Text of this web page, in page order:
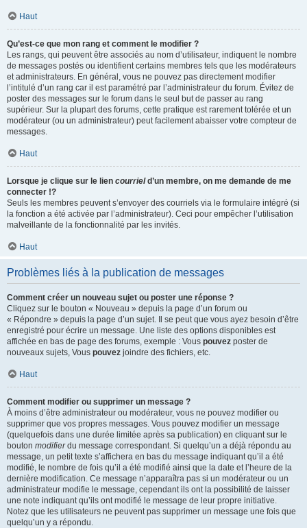
Haut
Qu’est-ce que mon rang et comment le modifier ?
Les rangs, qui peuvent être associés au nom d’utilisateur, indiquent le nombre
de messages postés ou identifient certains membres tels que les modérateurs
et administrateurs. En général, vous ne pouvez pas directement modifier
l’intitulé d’un rang car il est paramétré par l’administrateur du forum. Évitez de
poster des messages sur le forum dans le seul but de passer au rang
supérieur. Sur la plupart des forums, cette pratique est rarement tolérée et un
modérateur (ou un administrateur) peut facilement abaisser votre compteur de
messages.
Haut
Lorsque je clique sur le lien courrield’un membre, on me demande de me
connecter !?
Seuls les membres peuvent s’envoyer des courriels via le formulaire intégré (si
la fonction a été activée par l’administrateur). Ceci pour empêcher l’utilisation
malveillante de la fonctionnalité par les invités.
Haut
Problèmes liés à la publication de messages
Comment créer un nouveau sujet ou poster une réponse ?
Cliquez sur le bouton « Nouveau » depuis la page d’un forum ou
« Répondre » depuis la page d’un sujet. Il se peut que vous ayez besoin d’être
enregistré pour écrire un message. Une liste des options disponibles est
affichée en bas de page des forums, exemple : Vous pouvez poster de
nouveaux sujets, Vous pouvez joindre des fichiers, etc.
Haut
Comment modifier ou supprimer un message ?
À moins d’être administrateur ou modérateur, vous ne pouvez modifier ou
supprimer que vos propres messages. Vous pouvez modifier un message
(quelquefois dans une durée limitée après sa publication) en cliquant sur le
bouton modifierdu message correspondant. Si quelqu’un a déjà répondu au
message, un petit texte s’affichera en bas du message indiquant qu’il a été
modifié, le nombre de fois qu’il a été modifié ainsi que la date et l’heure de la
dernière modification. Ce message n’apparaîtra pas si un modérateur ou un
administrateur modifie le message, cependant ils ont la possibilité de laisser
une note indiquant qu’ils ont modifié le message de leur propre initiative.
Notez que les utilisateurs ne peuvent pas supprimer un message une fois que
quelqu’un y a répondu.